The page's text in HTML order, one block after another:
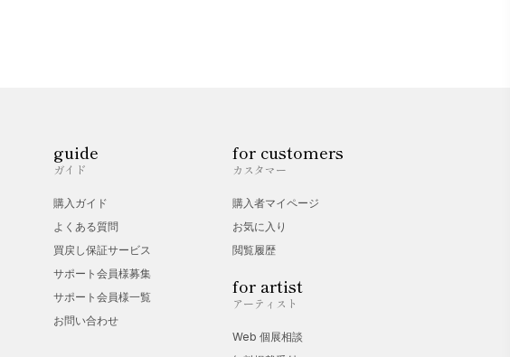
guide
ガイド
購入ガイド
よくある質問
買戻し保証サービス
サポート会員様募集
サポート会員様一覧
お問い合わせ
for customers
カスタマー
購入者マイページ
お気に入り
閲覧履歴
for artist
アーティスト
Web 個展相談